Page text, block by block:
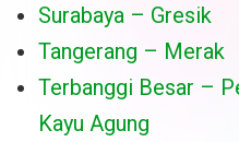
Surabaya – Gresik
Tangerang – Merak
Terbanggi Besar –
Kayu Agung